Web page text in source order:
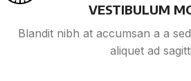
VESTIBULUM
Blandit nibh at accumsan a a
aliquet ad